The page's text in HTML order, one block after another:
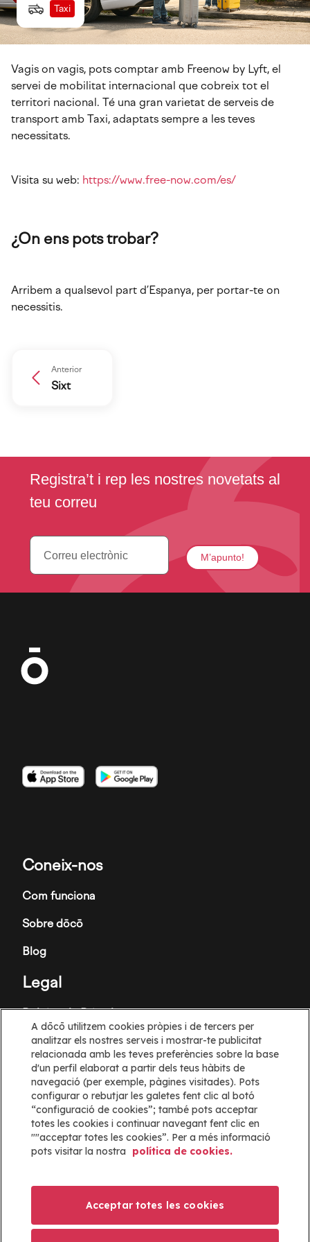
Taxi
Vagis on vagis, pots comptar amb Freenow by Lyft, el
servei de mobilitat internacional que cobreix tot el
territori nacional. Té una gran varietat de serveis de
transport amb Taxi, adaptats sempre a les teves
necessitats.
Visita su web: https://www.free-now.com/es/
¿On ens pots trobar?
Arribem a qualsevol part d’Espanya, per portar-te on
necessitis.
Anterior
Sixt
Imatge
Imatge Imatge
Coneix-nos
Com funciona
Sobre dōcō
Blog
Legal
Política de Privadesa
Termes i Condicions
Política de galetes
Configuració de les cookies
Informació
Ajuda
Mapa web
ayuda@docoapp.com
A dōcō utilitzem cookies pròpies i de tercers per
analitzar els nostres serveis i mostrar-te publicitat
relacionada amb les teves preferències sobre la base
d'un perfil elaborat a partir dels teus hàbits de
navegació (per exemple, pàgines visitades). Pots
configurar o rebutjar les galetes fent clic al botó
“configuració de cookies”; també pots acceptar
totes les cookies i continuar navegant fent clic en
""acceptar totes les cookies”. Per a més informació
pots visitar la nostra
política de cookies.
Acceptar totes les cookies